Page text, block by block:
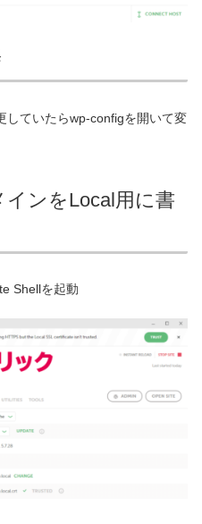
していたらwp-configを開いて変
ンをLocal用に書
Shellを起動